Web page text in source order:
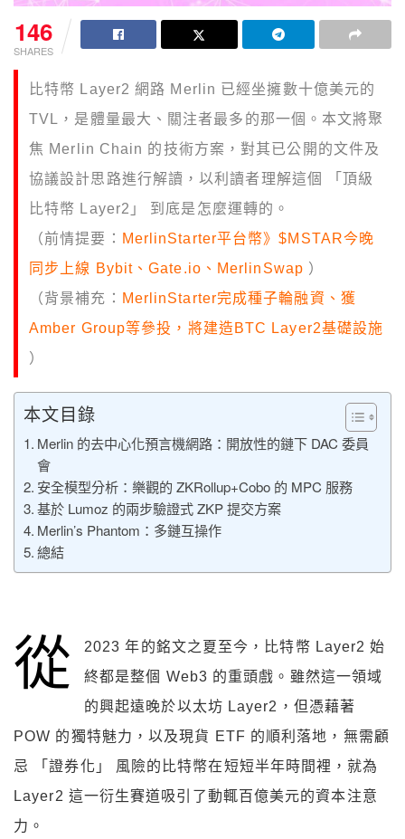
146
SHARES
比特幣 Layer2 網路 Merlin 已經坐擁數十億美元的
TVL，是體量最大、關注者最多的那一個。本文將聚
焦 Merlin Chain 的技術方案，對其已公開的文件及
協議設計思路進行解讀，以利讀者理解這個 「頂級
比特幣 Layer2」 到底是怎麼運轉的。
（前情提要： MerlinStarter平台幣》$MSTAR今晚
同步上線 Bybit、Gate.io、MerlinSwap ）
（背景補充： MerlinStarter完成種子輪融資、獲
Amber Group等參投，將建造BTC Layer2基礎設施
）
本文目錄
Merlin 的去中心化預言機網路：開放性的鏈下 DAC 委員
會
安全模型分析：樂觀的 ZKRollup+Cobo 的 MPC 服務
基於 Lumoz 的兩步驗證式 ZKP 提交方案
Merlin’s Phantom：多鏈互操作
總結
從
2023 年的銘文之夏至今，比特幣 Layer2 始
終都是整個 Web3 的重頭戲。雖然這一領域
的興起遠晚於以太坊 Layer2，但憑藉著
POW 的獨特魅力，以及現貨 ETF 的順利落地，無需顧
忌 「證券化」 風險的比特幣在短短半年時間裡，就為
Layer2 這一衍生賽道吸引了動輒百億美元的資本注意
力。